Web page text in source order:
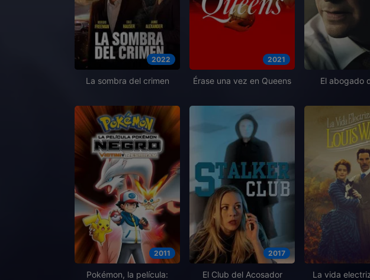
2022
La sombra del crimen
2021
Érase una vez en Queens El abogado
2011
Pokémon, la película:
2017
El Club del Acosador
La vida